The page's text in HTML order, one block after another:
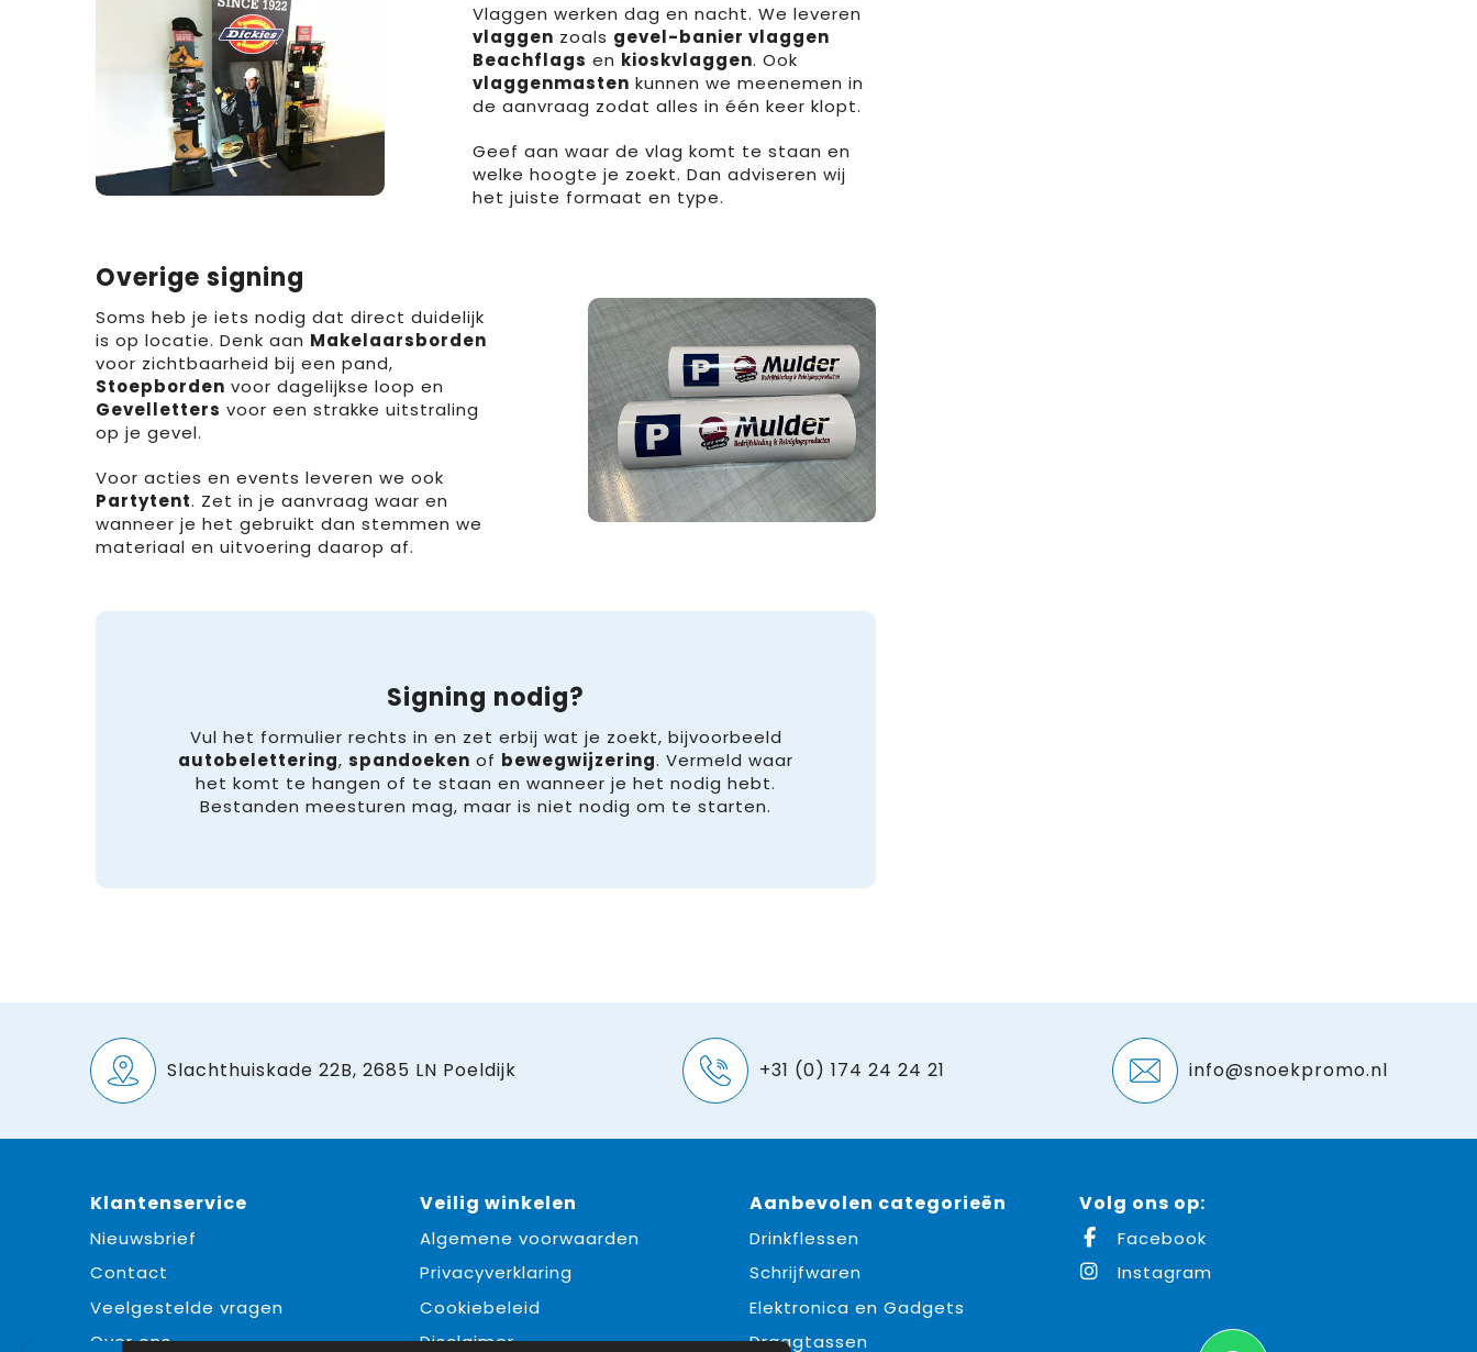
Vlaggen werken dag en nacht. We leveren
vlaggen zoals gevel-banier vlaggen
Beachflags en kioskvlaggen. Ook
vlaggenmasten kunnen we meenemen in
de aanvraag zodat alles in één keer klopt.
Geef aan waar de vlag komt te staan en
welke hoogte je zoekt. Dan adviseren wij
het juiste formaat en type.
Overige signing
Soms heb je iets nodig dat direct duidelijk
is op locatie. Denk aan Makelaarsborden
voor zichtbaarheid bij een pand,
Stoepborden voor dagelijkse loop en
Gevelletters voor een strakke uitstraling
op je gevel.
Voor acties en events leveren we ook
Partytent. Zet in je aanvraag waar en
wanneer je het gebruikt dan stemmen we
materiaal en uitvoering daarop af.
Signing nodig?
Vul het formulier rechts in en zet erbij wat je zoekt, bijvoorbeeld
autobelettering, spandoeken of bewegwijzering. Vermeld waar
het komt te hangen of te staan en wanneer je het nodig hebt.
Bestanden meesturen mag, maar is niet nodig om te starten.
Slachthuiskade 22B, 2685 LN Poeldijk +31 (0) 174 24 24 21 info@snoekpromo.nl
Klantenservice
Nieuwsbrief
Contact
Veelgestelde vragen
Over ons
Veilig winkelen
Algemene voorwaarden
Privacyverklaring
Cookiebeleid
Disclaimer
Aanbevolen categorieën
Drinkflessen
Schrijfwaren
Elektronica en Gadgets
Draagtassen
Volg ons op:
Facebook
Instagram